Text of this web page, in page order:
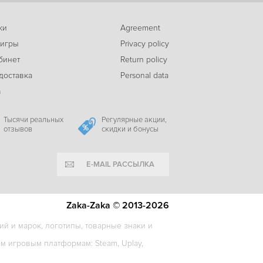
Agreement
Privacy policy
Return policy
Personal data
Тысячи реальных
отзывов
Регулярные акции,
скидки и бонусы
E-MAIL РАССЫЛКА
и марок, логотипы, товарные знаки и
игровым платформам: Steam, Uplay,
Zaka-Zaka © 2013-2026